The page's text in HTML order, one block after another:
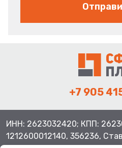
+7 905
ИНН: 2623032420; КПП:
1212600012140, 356236,